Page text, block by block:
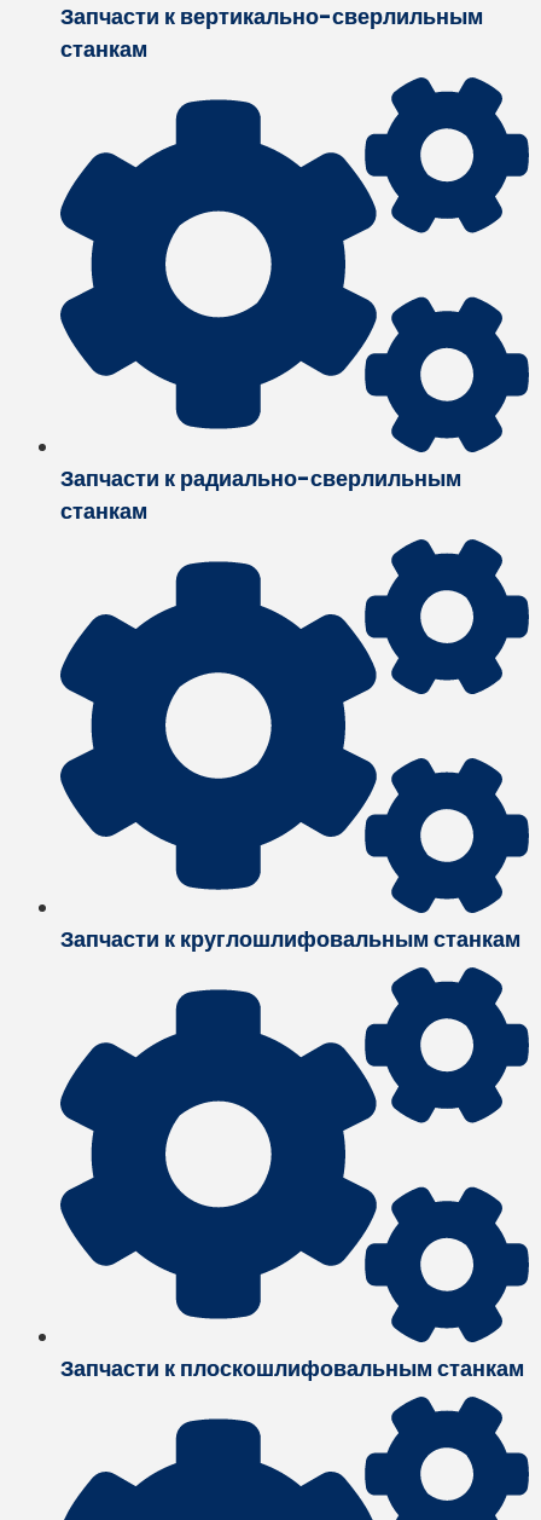
Запчасти к вертикально-сверлильным
станкам
Запчасти к радиально-сверлильным
станкам
Запчасти к круглошлифовальным станкам
Запчасти к плоскошлифовальным станкам